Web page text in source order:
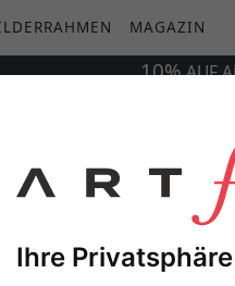
Ihre
MAGAZIN
10%AUF